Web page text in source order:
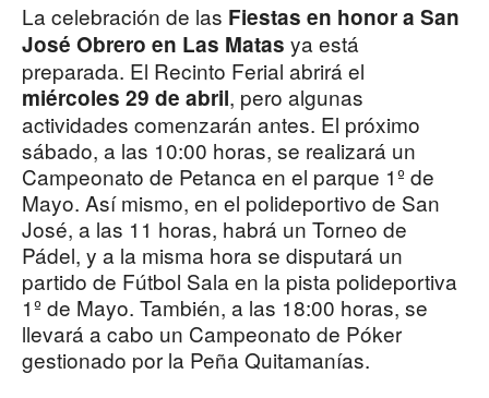
La celebración de las Fiestas en honor a San
José Obrero en Las Matas ya está
preparada. El Recinto Ferial abrirá el
miércoles 29 de abril, pero algunas
actividades comenzarán antes. El próximo
sábado, a las 10:00 horas, se realizará un
Campeonato de Petanca en el parque 1º de
Mayo. Así mismo, en el polideportivo de San
José, a las 11 horas, habrá un Torneo de
Pádel, y a la misma hora se disputará un
partido de Fútbol Sala en la pista polideportiva
1º de Mayo. También, a las 18:00 horas, se
llevará a cabo un Campeonato de Póker
gestionado por la Peña Quitamanías.